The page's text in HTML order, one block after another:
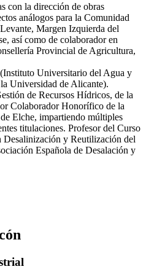
con la dirección de obras
análogos para la Comunidad
Margen Izquierda del
así como de colaborador en
Provincial de Agricultura,
Universitario del Agua y
Universidad de Alicante).
de Recursos Hídricos, de la
Colaborador Honorífico de la
Elche, impartiendo múltiples
titulaciones. Profesor del Curso
Desalinización y Reutilización del
Española de Desalación y